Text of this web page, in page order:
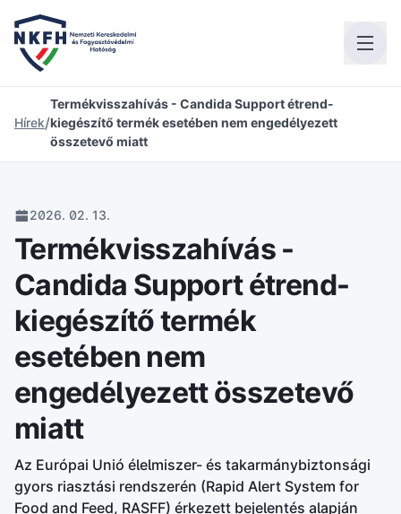
Hírek/
Termékvisszahívás - Candida Support étrend-
kiegészítő termék esetében nem engedélyezett
összetevő miatt
2026. 02. 13.
Termékvisszahívás -
Candida Support étrend-
kiegészítő termék
esetében nem
engedélyezett összetevő
miatt
Az Európai Unió élelmiszer- és takarmánybiztonsági
gyors riasztási rendszerén (Rapid Alert System for
Food and Feed, RASFF) érkezett bejelentés alapján